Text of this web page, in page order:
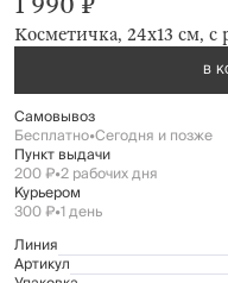
Косметичка, 24х13 см, с
В
Самовывоз
Бесплатно•Сегодня и позже
Пункт выдачи
200 ₽•2 рабочих дня
Курьером
300 ₽•1 день
Линия
Артикул